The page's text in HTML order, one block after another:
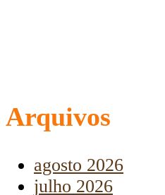
Arquivos
agosto 2026
julho 2026